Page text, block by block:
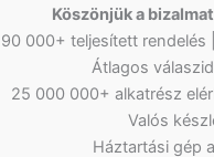
Köszönjük a
90 000+ teljesített rendelés
Átlagos
25 000 000+ alkatrész
Valós
Háztartási gép